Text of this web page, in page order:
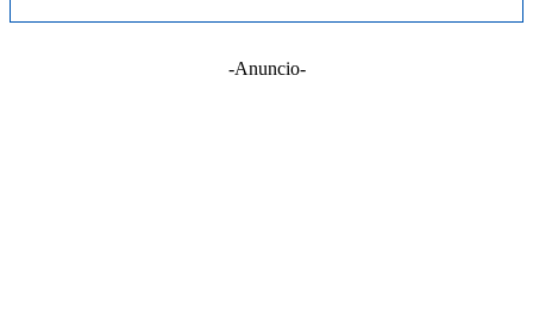
-Anuncio-